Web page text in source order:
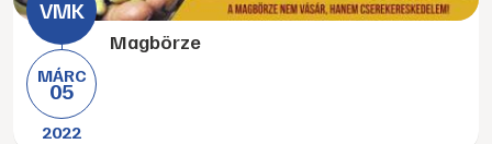
MÁRC
05
2022
Magbörze